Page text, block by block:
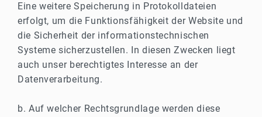
Eine weitere Speicherung in Protokolldateien
erfolgt, um die Funktionsfähigkeit der Website und
die Sicherheit der informationstechnischen
Systeme sicherzustellen. In diesen Zwecken liegt
auch unser berechtigtes Interesse an der
Datenverarbeitung.
b. Auf welcher Rechtsgrundlage werden diese